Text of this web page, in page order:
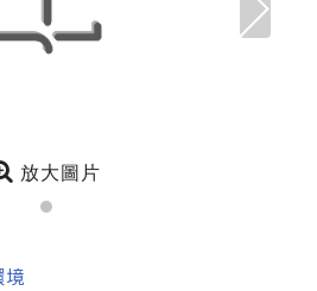
放大圖片
境